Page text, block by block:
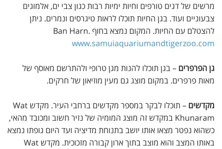
מרשים של דגים טורפים וחיות ימיות רבות כגון צבי ים, אלמוגים
צבעוניים ועוד. בגן החיות תוכלו לראות טיגרסים ונמרים. ניתן
להצטלם עם החיות. המקום נמצא בחוף Ban Harn.
www.samuiaquariumandtigerzoo.com
גן הפרפרים – בגן תוכלו להנות מגן טרופי ולהתרשם מאוסף של
מאות פרפרים. במקום מוצג גם מעין מוזיאון של חרקים.
מקדשים
– תוכלו לבקר במספר מקדשים ברחבי העיר. מקדש Wat
Khunaram במקדש זה מוצג המומיה של נזיר חשוב ומכובד מהאי,
כשהוא נפטר מצאו אותו יושב בתנוחת מדיציה ועד היום גופתו נמצא
באותו המצב והוא מוצב בתוך ארון קבורה מזכוכית. מקדש Wat